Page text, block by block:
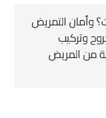
وأمان التمريض
وتركيب
2026 – 2027 ‍ البداية من المريض